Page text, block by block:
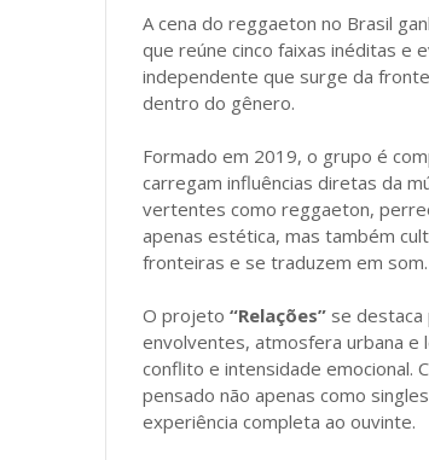
A cena do reggaeton no Brasil
que reúne cinco faixas inéditas e
independente que surge da
dentro do gênero.
Formado em 2019, o grupo é
carregam influências diretas da
vertentes como reggaeton,
apenas estética, mas também
fronteiras e se traduzem em som.
O projeto “Relações” se
envolventes, atmosfera urbana e
conflito e intensidade emocional.
pensado não apenas como
experiência completa ao ouvinte.